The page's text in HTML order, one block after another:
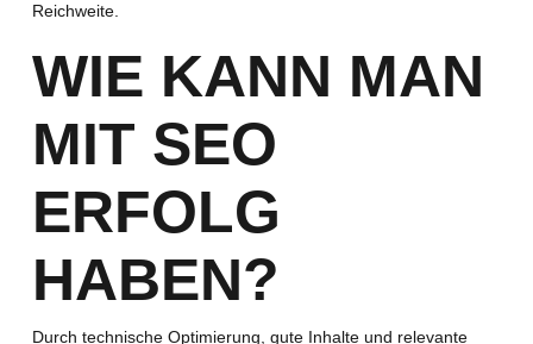
Reichweite.
WIE KANN MAN
MIT SEO
ERFOLG
HABEN?
Durch technische Optimierung, gute Inhalte und relevante